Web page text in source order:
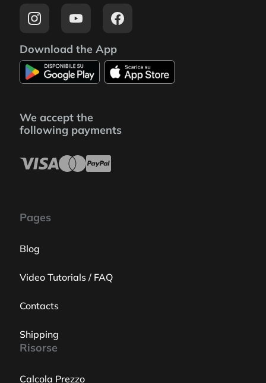
Pages
Blog
Video Tutorials / FAQ
Contacts
Shipping
Risorse
Calcola Prezzo
Download the App
We accept the
following payments